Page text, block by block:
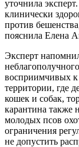
уточнила
клинически
против
пояснила Елена
Эксперт
восприимчивых
территории, где
кошек и собак,
карантина также
молодых псов
ограничения
не допустить